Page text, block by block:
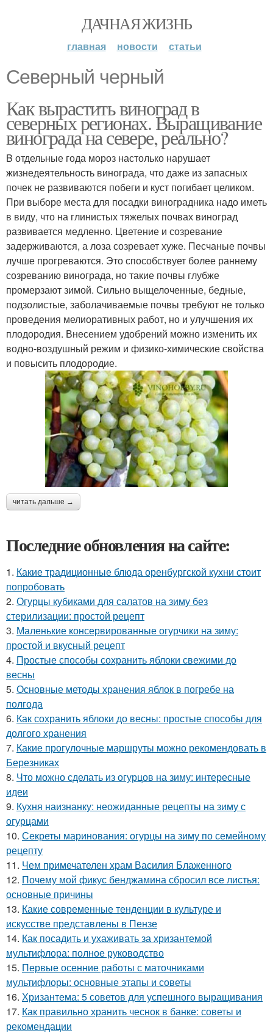
ДАЧНАЯ ЖИЗНЬ
главная новости статьи
Северный черный
Как вырастить виноград в
северных регионах. Выращивание
винограда на севере, реально?
B отдельные года мороз настолько нарушает
жизнедеятельность винограда, что даже из запасных
почек не развиваются побеги и куст погибает целиком.
При выборе места для посадки виноградника надо иметь
в виду, что на глинистых тяжелых почвах виноград
развивается медленно. Цветение и созревание
задерживаются, а лоза созревает хуже. Песчаные почвы
лучше прогреваются. Это способствует более раннему
созреванию винограда, но такие почвы глубже
промерзают зимой. Сильно выщелоченные, бедные,
подзолистые, заболачиваемые почвы требуют не только
проведения мелиоративных работ, но и улучшения их
плодородия. Внесением удобрений можно изменить их
водно-воздушный режим и физико-химические свойства
и повысить плодородие.
читать дальше →
Последние обновления на сайте:
1. Какие традиционные блюда оренбургской кухни стоит
попробовать
2. Огурцы кубиками для салатов на зиму без
стерилизации: простой рецепт
3. Маленькие консервированные огурчики на зиму:
простой и вкусный рецепт
4. Простые способы сохранить яблоки свежими до
весны
5. Основные методы хранения яблок в погребе на
полгода
6. Как сохранить яблоки до весны: простые способы для
долгого хранения
7. Какие прогулочные маршруты можно рекомендовать в
Березниках
8. Что можно сделать из огурцов на зиму: интересные
идеи
9. Кухня наизнанку: неожиданные рецепты на зиму с
огурцами
10. Секреты маринования: огурцы на зиму по семейному
рецепту
11. Чем примечателен храм Василия Блаженного
12. Почему мой фикус бенджамина сбросил все листья:
основные причины
13. Какие современные тенденции в культуре и
искусстве представлены в Пензе
14. Как посадить и ухаживать за хризантемой
мультифлора: полное руководство
15. Первые осенние работы с маточниками
мультифлоры: основные этапы и советы
16. Хризантема: 5 советов для успешного выращивания
17. Как правильно хранить чеснок в банке: советы и
рекомендации